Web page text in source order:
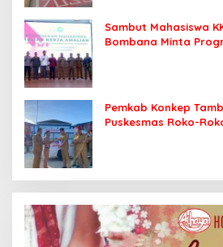
Sambut Mahasiswa
Bombana Minta
Pemkab Konkep
Puskesmas Roko-